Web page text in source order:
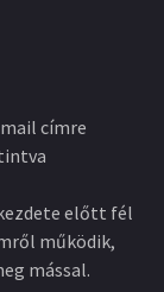
címre
előtt fél
működik,
mással.